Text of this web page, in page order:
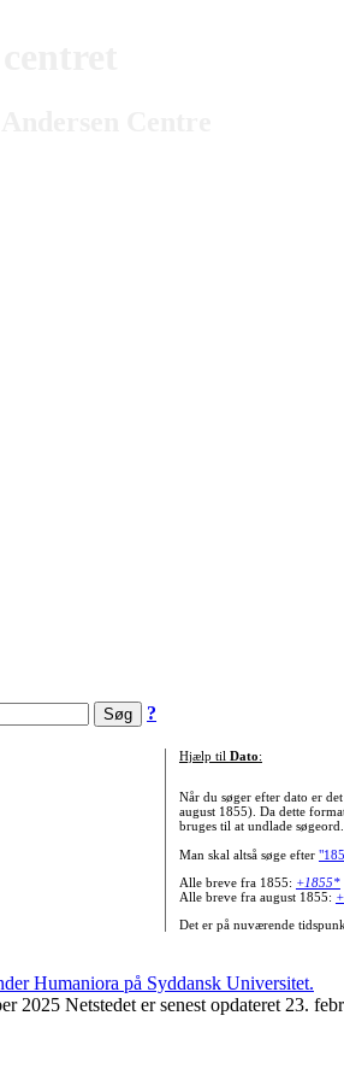
?
Hjælp til Dato:
Når du søger efter dato er
august 1855). Da dette
bruges til at undlade søgeord.
Man skal altså søge efter
Alle breve fra 1855: +1855*
Alle breve fra august 1855:
Det er på nuværende
2025 Netstedet er senest opdateret 23.